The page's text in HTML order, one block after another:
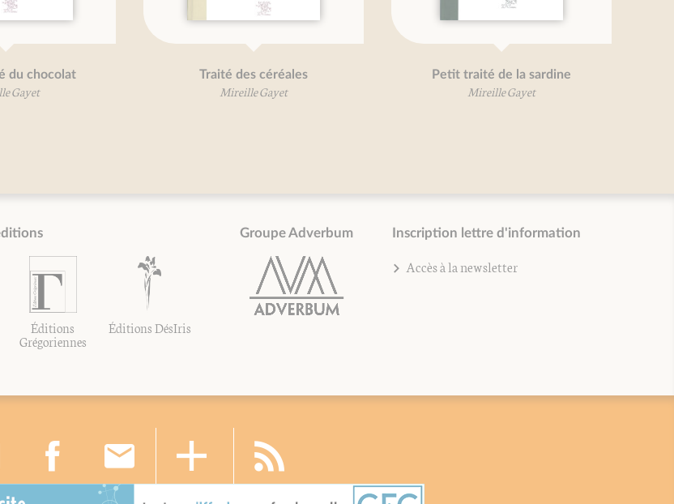
du chocolat
Gayet
Traité des céréales
Mireille Gayet
Petit traité de la sardine
Mireille Gayet
Éditions
Grégoriennes
Éditions DésIris
Groupe Adverbum Inscription lettre d'information
Accès à la newsletter